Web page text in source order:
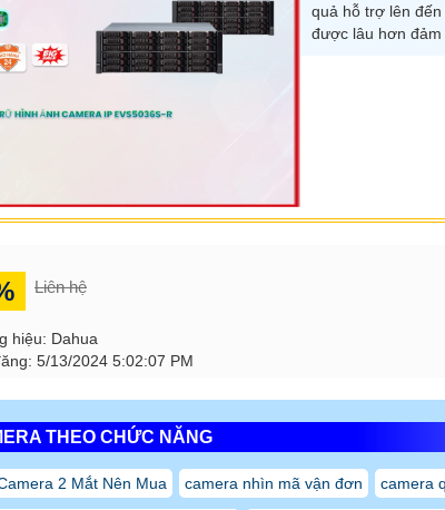
quả hỗ trợ lên
được lâu hơn đảm
Liên hệ
hiệu: Dahua
5/13/2024 5:02:07 PM
THEO CHỨC NĂNG
2 Mắt Nên Mua camera nhìn mã vận đơn camera